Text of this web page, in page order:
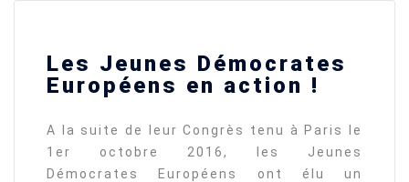
Les Jeunes Démocrates
Européens en action !
A la suite de leur Congrès tenu à Paris le
1er octobre 2016, les Jeunes
Démocrates Européens ont élu un